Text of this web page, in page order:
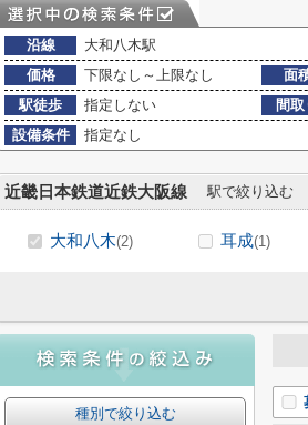
沿線
大和八木駅
価格
下限なし～上限なし 面
駅徒歩
指定しない 間取
設備条件
指定なし
近畿日本鉄道近鉄大阪線 駅で絞り込む
大和八木(2) 耳成(1)
種別で絞り込む